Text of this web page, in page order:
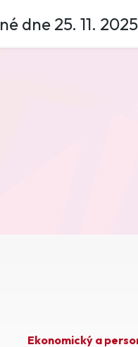
dne 25. 11. 2025
Ekonomický a